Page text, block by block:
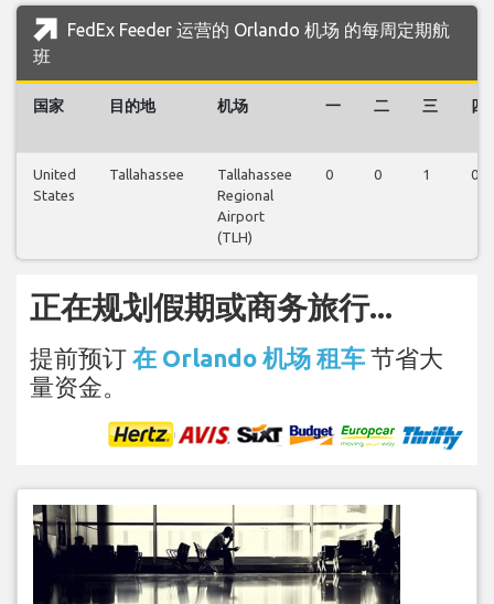
FedEx Feeder 运营的 Orlando 机场 的每周定期航
班
国家 目的地 机场 一 二 三 四
United
States
Tallahassee
Tallahassee
Regional
Airport
(TLH)
0 0 1 0
正在规划假期或商务旅行...
提前预订 在 Orlando 机场 租车 节省大
量资金。